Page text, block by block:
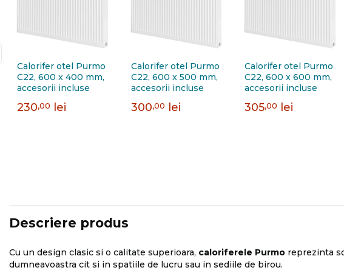
Calorifer otel Purmo
C22, 600 x 400 mm,
accesorii incluse
230,00 lei
Calorifer otel Purmo
C22, 600 x 500 mm,
accesorii incluse
300,00 lei
Calorifer otel Purmo
C22, 600 x 600 mm,
accesorii incluse
305,00 lei
Descriere produs
Cu un design clasic si o calitate superioara, caloriferele Purmo reprezinta
dumneavoastra cit si in spatiile de lucru sau in sediile de birou.